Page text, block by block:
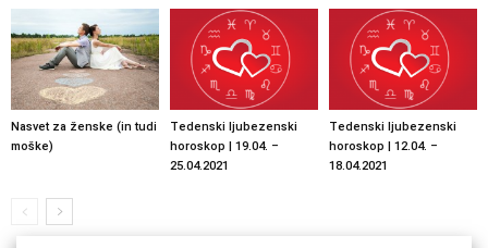
Nasvet za ženske (in tudi
moške)
Tedenski ljubezenski
horoskop | 19.04. –
25.04.2021
Tedenski ljubezenski
horoskop | 12.04. –
18.04.2021